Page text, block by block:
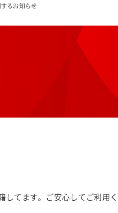
るお知らせ
てます。ご安心してご利用く